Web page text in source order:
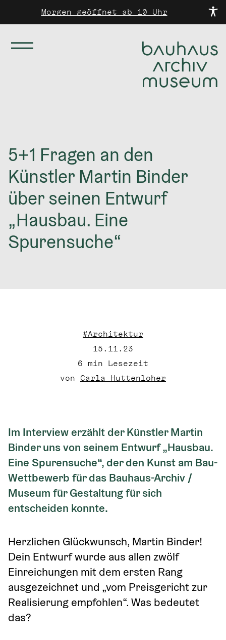
Morgen geöffnet ab 10 Uhr
5+1 Fragen an den
Künstler Martin Binder
über seinen Entwurf
„Hausbau. Eine
Spurensuche“
#Architektur
15.11.23
6 min Lesezeit
von Carla Huttenloher
Im Interview erzählt der Künstler Martin
Binder uns von seinem Entwurf „Hausbau.
Eine Spurensuche“, der den Kunst am Bau-
Wettbewerb für das Bauhaus-Archiv /
Museum für Gestaltung für sich
entscheiden konnte.
Herzlichen Glückwunsch, Martin Binder!
Dein Entwurf wurde aus allen zwölf
Einreichungen mit dem ersten Rang
ausgezeichnet und „vom Preisgericht zur
Realisierung empfohlen“. Was bedeutet
das?